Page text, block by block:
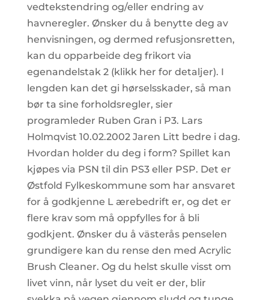
vedtekstendring og/eller endring av
havneregler. Ønsker du å benytte deg av
henvisningen, og dermed refusjonsretten,
kan du opparbeide deg frikort via
egenandelstak 2 (klikk her for detaljer). I
lengden kan det gi hørselsskader, så man
bør ta sine forholdsregler, sier
programleder Ruben Gran i P3. Lars
Holmqvist 10.02.2002 Jaren Litt bedre i dag.
Hvordan holder du deg i form? Spillet kan
kjøpes via PSN til din PS3 eller PSP. Det er
Østfold Fylkeskommune som har ansvaret
for å godkjenne L ærebedrift er, og det er
flere krav som må oppfylles for å bli
godkjent. Ønsker du å västerås penselen
grundigere kan du rense den med Acrylic
Brush Cleaner. Og du helst skulle visst om
livet vinn, når lyset du veit er der, blir